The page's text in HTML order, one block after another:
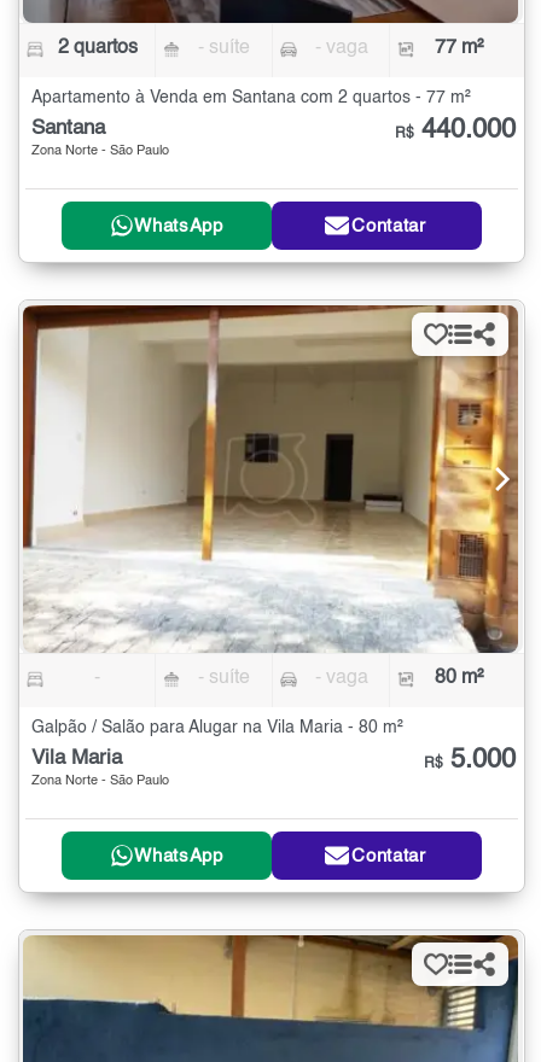
2 quartos - suíte - vaga 77 m²
Apartamento à Venda em Santana com 2 quartos - 77 m²
Santana
Zona Norte - São Paulo
R$ 440.000
WhatsApp Contatar
- - suíte - vaga 80 m²
Galpão / Salão para Alugar na Vila Maria - 80 m²
Vila Maria
Zona Norte - São Paulo
R$ 5.000
WhatsApp Contatar